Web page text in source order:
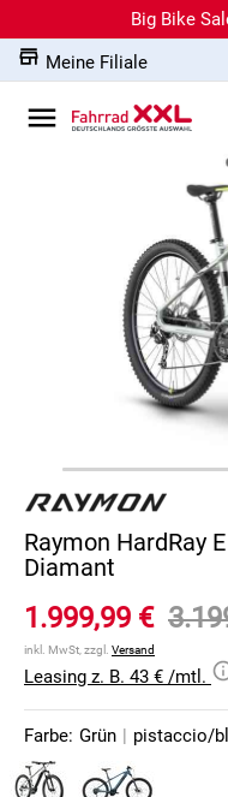
Big Bike
Meine Filiale
Raymon HardRay
Diamant
1.999,99 €
inkl. MwSt, zzgl. Versand
Leasing z. B. 43 € /mtl.
Farbe: Grün | pistaccio/